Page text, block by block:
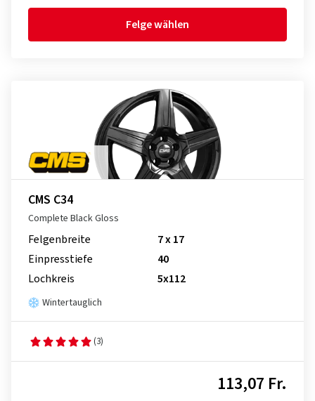
Felge wählen
CMS C34
Complete Black Gloss
Felgenbreite
7 x 17
Einpresstiefe
40
Lochkreis
5x112
Wintertauglich
(3)
113,07 Fr.